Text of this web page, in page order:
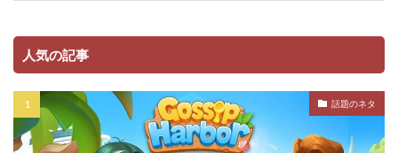
人気の記事
話題のネタ